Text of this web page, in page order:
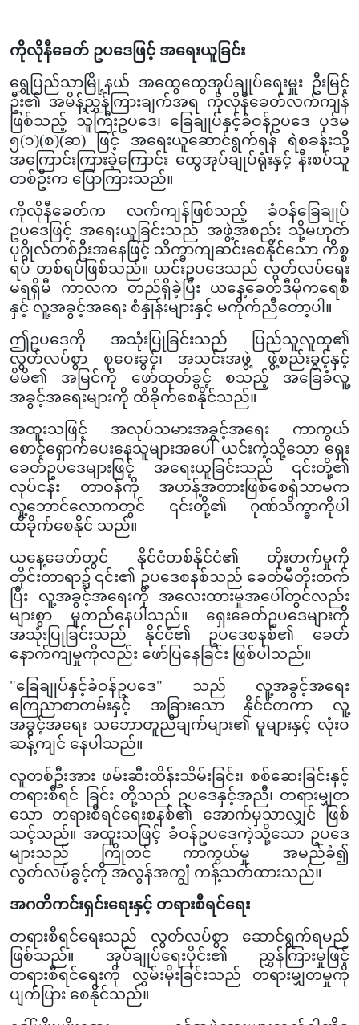
ကိုလိုနီခေတ် ဥပဒေဖြင့် အရေးယူခြင်း
ရွှေပြည်သာမြို့နယ် အထွေထွေအုပ်ချုပ်ရေးမှူး ဦးမြင့်
ဦး၏ အမိန့်ညွှန်ကြားချက်အရ ကိုလိုနီခေတ်လက်ကျန်
ဖြစ်သည့် သူကြီးဥပဒေ၊ ခြေချုပ်နှင့်ခံဝန်ဥပဒေ ပုဒ်မ
၅(၁)(စ)(ဆ) ဖြင့် အရေးယူဆောင်ရွက်ရန် ရဲစခန်းသို့
အကြောင်းကြားခဲ့ကြောင်း ထွေအုပ်ချုပ်ရုံးနှင့် နီးစပ်သူ
တစ်ဦးက ပြောကြားသည်။
ကိုလိုနီခေတ်က လက်ကျန်ဖြစ်သည့် ခံဝန်ခြေချုပ်
ဥပဒေဖြင့် အရေးယူခြင်းသည် အဖွဲ့အစည်း သို့မဟုတ်
ပုဂ္ဂိုလ်တစ်ဦးအနေဖြင့် သိက္ခာကျဆင်းစေနိုင်သော ကိစ္စ
ရပ် တစ်ရပ်ဖြစ်သည်။ ယင်းဥပဒေသည် လွတ်လပ်ရေး
မရရှိမီ ကာလက တည်ရှိခဲ့ပြီး ယနေ့ခေတ်ဒီမိုကရေစီ
နှင့် လူ့အခွင့်အရေး စံနှုန်းများနှင့် မကိုက်ညီတော့ပါ။
ဤဥပဒေကို အသုံးပြုခြင်းသည် ပြည်သူလူထု၏
လွတ်လပ်စွာ စုဝေးခွင့်၊ အသင်းအဖွဲ့ ဖွဲ့စည်းခွင့်နှင့်
မိမိ၏ အမြင်ကို ဖော်ထုတ်ခွင့် စသည့် အခြေခံလူ့
အခွင့်အရေးများကို ထိခိုက်စေနိုင်သည်။
အထူးသဖြင့် အလုပ်သမားအခွင့်အရေး ကာကွယ်
စောင့်ရှောက်ပေးနေသူများအပေါ် ယင်းကဲ့သို့သော ရှေး
ခေတ်ဥပဒေများဖြင့် အရေးယူခြင်းသည် ၎င်းတို့၏
လုပ်ငန်း တာဝန်ကို အဟန့်အတားဖြစ်စေရုံသာမက
လူ့ဘောင်လောကတွင် ၎င်းတို့၏ ဂုဏ်သိက္ခာကိုပါ
ထိခိုက်စေနိုင် သည်။
ယနေ့ခေတ်တွင် နိုင်ငံတစ်နိုင်ငံ၏ တိုးတက်မှုကို
တိုင်းတာရာ၌ ၎င်း၏ ဥပဒေစနစ်သည် ခေတ်မီတိုးတက်
ပြီး လူ့အခွင့်အရေးကို အလေးထားမှုအပေါ်တွင်လည်း
များစွာ မူတည်နေပါသည်။ ရှေးခေတ်ဥပဒေများကို
အသုံးပြုခြင်းသည် နိုင်ငံ၏ ဥပဒေစနစ်၏ ခေတ်
နောက်ကျမှုကိုလည်း ဖော်ပြနေခြင်း ဖြစ်ပါသည်။
"ခြေချုပ်နှင့်ခံဝန်ဥပဒေ" သည် လူ့အခွင့်အရေး
ကြေညာစာတမ်းနှင့် အခြားသော နိုင်ငံတကာ လူ့
အခွင့်အရေး သဘောတူညီချက်များ၏ မူများနှင့် လုံးဝ
ဆန့်ကျင် နေပါသည်။
လူတစ်ဦးအား ဖမ်းဆီးထိန်းသိမ်းခြင်း၊ စစ်ဆေးခြင်းနှင့်
တရားစီရင် ခြင်း တို့သည် ဥပဒေနှင့်အညီ၊ တရားမျှတ
သော တရားစီရင်ရေးစနစ်၏ အောက်မှသာလျှင် ဖြစ်
သင့်သည်။ အထူးသဖြင့် ခံဝန်ဥပဒေကဲ့သို့သော ဥပဒေ
များသည် ကြိုတင် ကာကွယ်မှု အမည်ခံ၍
လွတ်လပ်ခွင့်ကို အလွန်အကျွံ ကန့်သတ်ထားသည်။
အဂတိကင်းရှင်းရေးနှင့် တရားစီရင်ရေး
တရားစီရင်ရေးသည် လွတ်လပ်စွာ ဆောင်ရွက်ရမည်
ဖြစ်သည်။ အုပ်ချုပ်ရေးပိုင်း၏ ညွှန်ကြားမှုဖြင့်
တရားစီရင်ရေးကို လွှမ်းမိုးခြင်းသည် တရားမျှတမှုကို
ပျက်ပြား စေနိုင်သည်။